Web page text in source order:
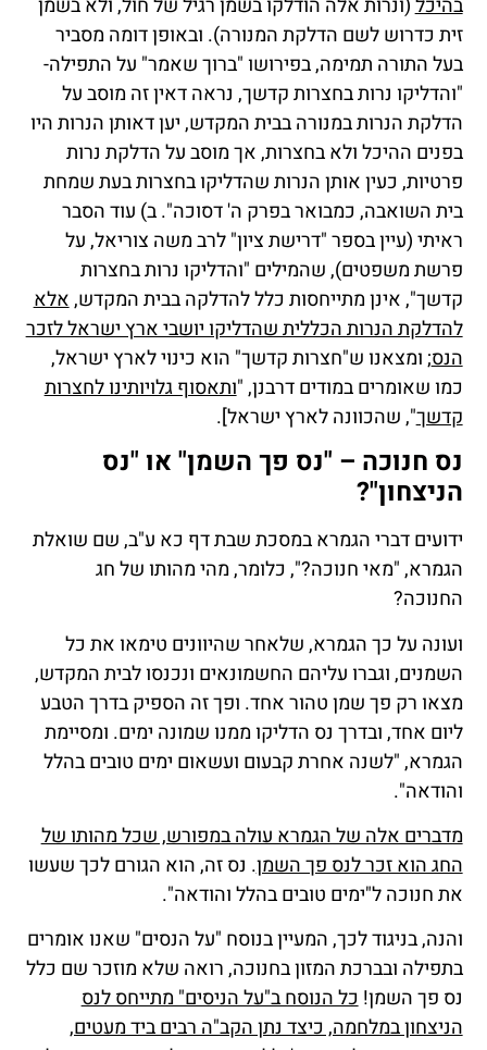
זית כדרוש לשם הדלקת המנורה). ובאופן דומה מסביר
בעל התורה תמימה, בפירושו "ברוך שאמר" על התפילה-
"והדליקו נרות בחצרות קדשך, נראה דאין זה מוסב על
הדלקת הנרות במנורה בבית המקדש, יען דאותן הנרות היו
בפנים ההיכל ולא בחצרות, אך מוסב על הדלקת נרות
פרטיות, כעין אותן הנרות שהדליקו בחצרות בעת שמחת
בית השואבה, כמבואר בפרק ה' דסוכה". ב) עוד הסבר
ראיתי (עיין בספר "דרישת ציון" לרב משה צוריאל, על
פרשת משפטים), שהמילים "והדליקו נרות בחצרות
קדשך", אינן מתייחסות כלל להדלקה בבית המקדש,אלא
להדלקת הנרות הכללית שהדליקו יושבי ארץ ישראל לזכר
הנס; ומצאנו ש"חצרות קדשך" הוא כינוי לארץ ישראל,
כמו שאומרים במודים דרבנן, "ותאסוף גלויותינו לחצרות
קדשך", שהכוונה לארץ ישראל].
נס חנוכה – "נס פך השמן" או "נס
הניצחון"?
ידועים דברי הגמרא במסכת שבת דף כא ע"ב, שם שואלת
הגמרא, "מאי חנוכה?", כלומר, מהי מהותו של חג
החנוכה?
ועונה על כך הגמרא, שלאחר שהיוונים טימאו את כל
השמנים, וגברו עליהם החשמונאים ונכנסו לבית המקדש,
מצאו רק פך שמן טהור אחד. ופך זה הספיק בדרך הטבע
ליום אחד, ובדרך נס הדליקו ממנו שמונה ימים. ומסיימת
הגמרא, "לשנה אחרת קבעום ועשאום ימים טובים בהלל
והודאה".
מדברים אלה של הגמרא עולה במפורש, שכל מהותו של
החג הוא זכר לנס פך השמן. נס זה, הוא הגורם לכך שעשו
את חנוכה ל"ימים טובים בהלל והודאה".
והנה, בניגוד לכך, המעיין בנוסח "על הנסים" שאנו אומרים
בתפילה ובברכת המזון בחנוכה, רואה שלא מוזכר שם כלל
נס פך השמן!כל הנוסח ב"על הניסים" מתייחס לנס
הניצחון במלחמה, כיצד נתן הקב"ה רבים ביד מעטים,